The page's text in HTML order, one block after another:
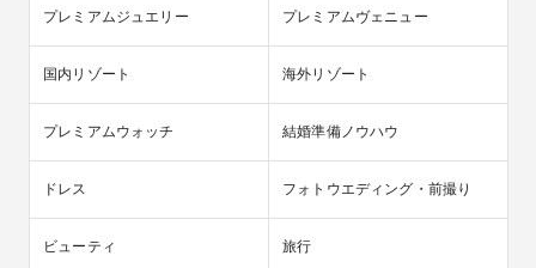
プレミアムジュエリー プレミアムヴェニュー
国内リゾート 海外リゾート
プレミアムウォッチ 結婚準備ノウハウ
ドレス フォトウエディング・前撮り
ビューティ 旅行